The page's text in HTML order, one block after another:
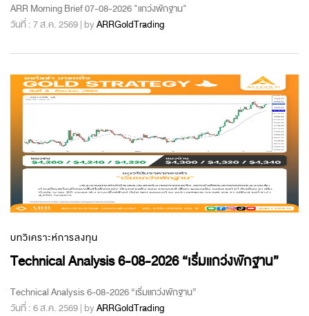
ARR Morning Brief 07-08-2026 "แกว่งพักฐาน"
วันที่ : 7 ส.ค. 2569 | byARRGoldTrading
บทวิเคราะห์การลงทุน
Technical Analysis 6-08-2026 “เริ่มแกว่งพักฐาน”
Technical Analysis 6-08-2026 “เริ่มแกว่งพักฐาน”
วันที่ : 6 ส.ค. 2569 | byARRGoldTrading